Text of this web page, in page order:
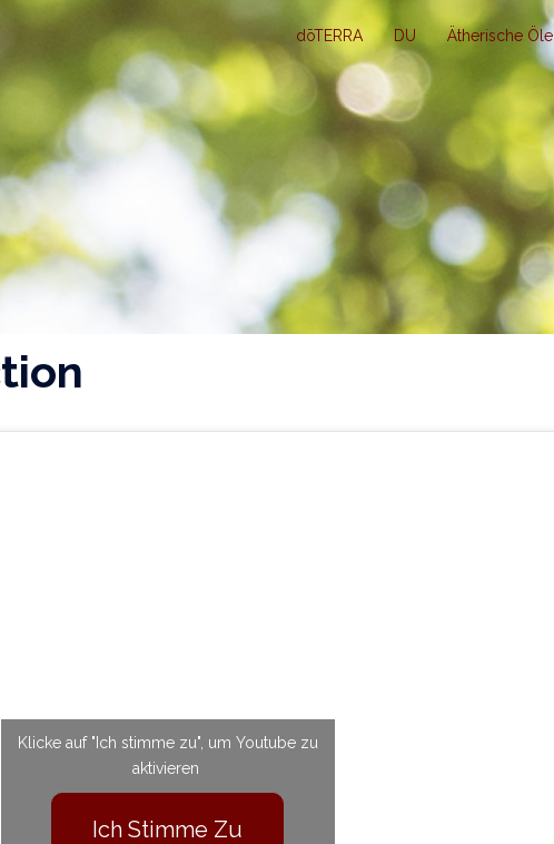
dōTERRA DU Ätherische Öle
Klicke auf "Ich stimme zu", um Youtube zu
aktivieren
Ich Stimme Zu